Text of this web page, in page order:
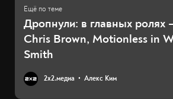
Дропнули: в главных ролях
Chris Brown, Motionless in
Smith
2х2.медиа Алекс Ким